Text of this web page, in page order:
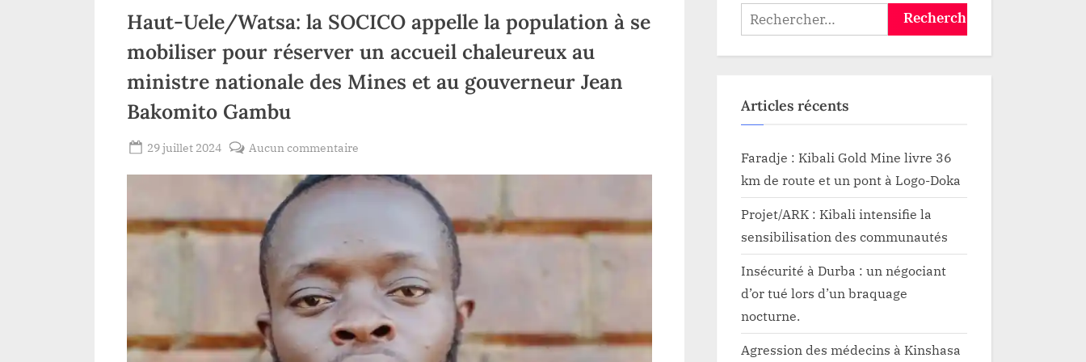
Haut-Uele/Watsa: la SOCICO appelle la population à se
mobiliser pour réserver un accueil chaleureux au
ministre nationale des Mines et au gouverneur Jean
Bakomito Gambu
Posted
29 juillet 2024
Aucun commentaire
Uele/Watsa:
appelle
la
population
se
mobiliser
Rechercher :
Articles récents
Faradje : Kibali Gold Mine livre 36
km de route et un pont à Logo-Doka
Projet/ARK : Kibali intensifie la
sensibilisation des communautés
Insécurité à Durba : un négociant
d’or tué lors d’un braquage
nocturne.
Agression des médecins à Kinshasa